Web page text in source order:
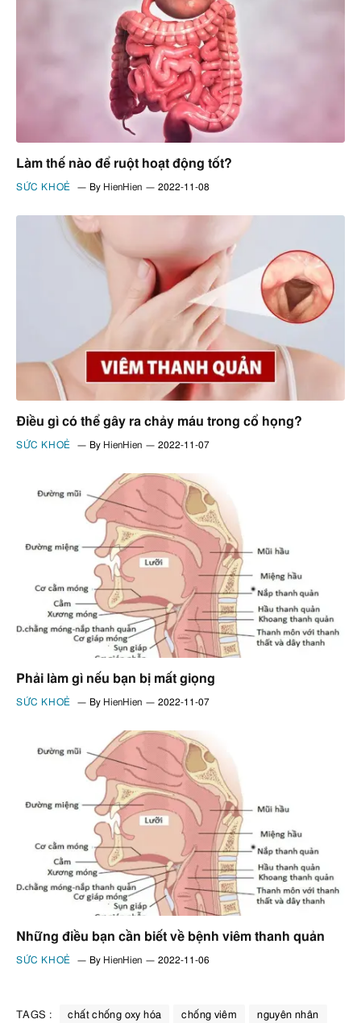
Làm thế nào để ruột hoạt động tốt?
SỨC KHOẺ By HienHien 2022-11-08
Điều gì có thể gây ra chảy máu trong cổ họng?
SỨC KHOẺ By HienHien 2022-11-07
Phải làm gì nếu bạn bị mất giọng
SỨC KHOẺ By HienHien 2022-11-07
Những điều bạn cần biết về bệnh viêm thanh quản
SỨC KHOẺ By HienHien 2022-11-06
TAGS : chất chống oxy hóa chống viêm nguyên nhân